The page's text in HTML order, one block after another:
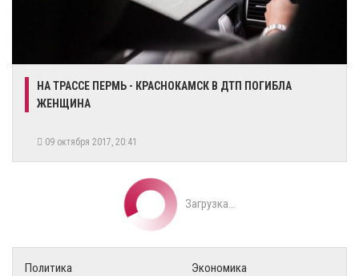
НА ТРАССЕ ПЕРМЬ - КРАСНОКАМСК В ДТП ПОГИБЛА
ЖЕНЩИНА
09 октября 2017, 20:41
Загрузка...
Политика
Экономика